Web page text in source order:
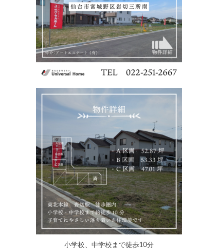
企業情報
お問い合わせ
小学校、中学校まで徒歩10分